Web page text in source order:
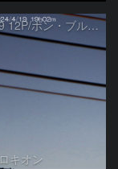
2024/4/19 12P/ポン・ブルックス彗星・木星・天王星
キオン